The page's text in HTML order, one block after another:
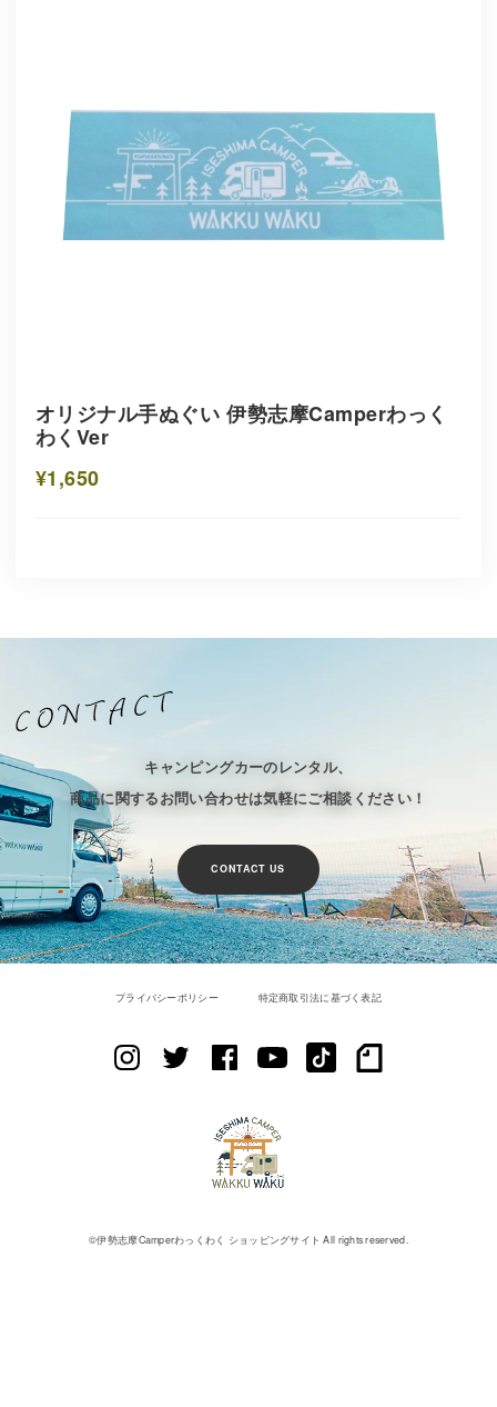
オリジナル手ぬぐい 伊勢志摩Camperわっく
わくVer
¥1,650
キャンピングカーのレンタル、
商品に関するお問い合わせは気軽にご相談ください！
CONTACT US
プライバシーポリシー 特定商取引法に基づく表記
©︎伊勢志摩Camperわっくわく ショッピングサイト All rights reserved.